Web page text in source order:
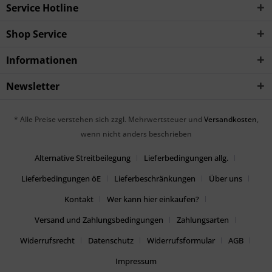
Service Hotline
Shop Service
Informationen
Newsletter
* Alle Preise verstehen sich zzgl. Mehrwertsteuer und Versandkosten,
wenn nicht anders beschrieben
Alternative Streitbeilegung
Lieferbedingungen allg.
Lieferbedingungen öE
Lieferbeschränkungen
Über uns
Kontakt
Wer kann hier einkaufen?
Versand und Zahlungsbedingungen
Zahlungsarten
Widerrufsrecht
Datenschutz Widerrufsformular
AGB
Impressum